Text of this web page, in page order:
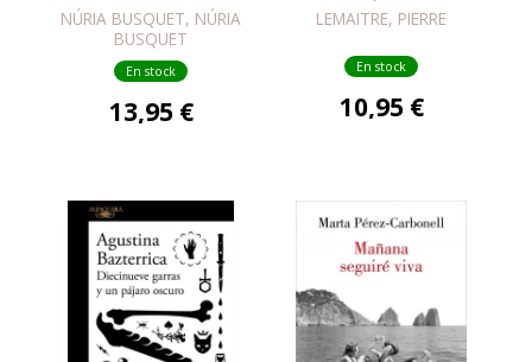
NÚRIA BUSQUET, NÚRIA
BUSQUET
En stock
13,95 €
GLORIOSOS 2)
LEMAITRE, PIERRE
En stock
10,95 €